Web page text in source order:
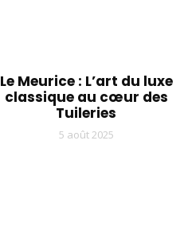
Le Meurice : L’art du luxe
classique au cœur des
Tuileries
5 août 2025